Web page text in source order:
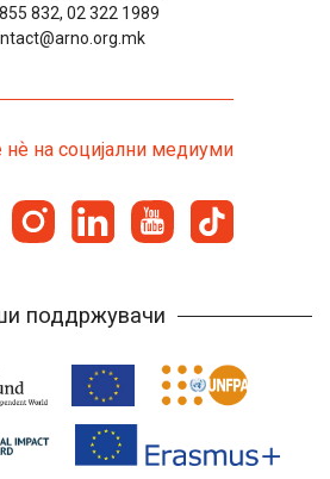
832, 02 322 1989
нѐ на социјални медиуми
поддржувачи